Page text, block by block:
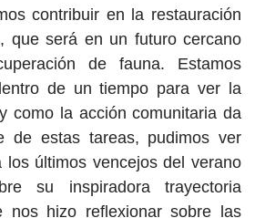
contribuir en la restauración
que será en un futuro cercano
de fauna. Estamos
de un tiempo para ver la
como la acción comunitaria da
de estas tareas, pudimos ver
los últimos vencejos del verano
su inspiradora trayectoria
nos hizo reflexionar sobre las